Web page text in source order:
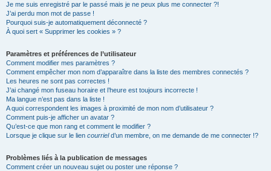
Je me suis enregistré par le passé mais je ne peux plus me connecter ?!
J’ai perdu mon mot de passe !
Pourquoi suis-je automatiquement déconnecté ?
À quoi sert « Supprimer les cookies » ?
Paramètres et préférences de l’utilisateur
Comment modifier mes paramètres ?
Comment empêcher mon nom d’apparaître dans la liste des membres connectés ?
Les heures ne sont pas correctes !
J’ai changé mon fuseau horaire et l’heure est toujours incorrecte !
Ma langue n’est pas dans la liste !
A quoi correspondent les images à proximité de mon nom d’utilisateur ?
Comment puis-je afficher un avatar ?
Qu’est-ce que mon rang et comment le modifier ?
Lorsque je clique sur le lien courrield’un membre, on me demande de me connecter !?
Problèmes liés à la publication de messages
Comment créer un nouveau sujet ou poster une réponse ?